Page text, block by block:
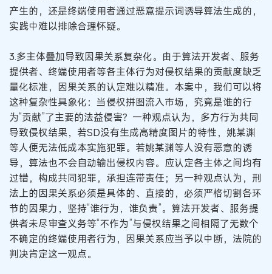
产生的，还是终端使用者通过恶意提示词诱导算法生成的，
实践中难以排除合理怀疑。
3.多主体叠加导致因果关系复杂化。由于算法开发者、服务
提供者、终端使用者等各主体行为对侵权结果的贡献度缺乏
量化标准，因果关系的认定难以精准。本案中，我们可以将
这种复杂性具象化：当侵权拼图流入市场，究竟是谁的行
为“贡献”了主要的法益侵害？一种观点认为，多方行为共同
导致侵权结果，若SD没有生成高精度图片的特性，姚某渊
等人便无法低成本实施犯罪。若姚某渊等人没有恶意的诱
导，算法也不会自动输出侵权内容。应认定各主体之间均有
过错，构成共同犯罪，承担连带责任；另一种观点认为，刑
法上的因果关系必须是具体的、直接的，必须严格切割各环
节的因果力，坚持“谁行为，谁负责”。算法开发者、服务提
供者未尽审查义务等“不作为”与侵权结果之间相隔了无数个
不确定的终端使用者行为，因果关系应当予以中断，法院的
判决肯定这一观点。